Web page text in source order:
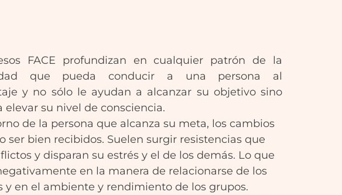
FACE profundizan en cualquier patrón de la
que pueda conducir a una persona al
y no sólo le ayudan a alcanzar su objetivo sino
elevar su nivel de consciencia.
de la persona que alcanza su meta, los cambios
ser bien recibidos. Suelen surgir resistencias que
y disparan su estrés y el de los demás. Lo que
en la manera de relacionarse de los
y en el ambiente y rendimiento de los grupos.